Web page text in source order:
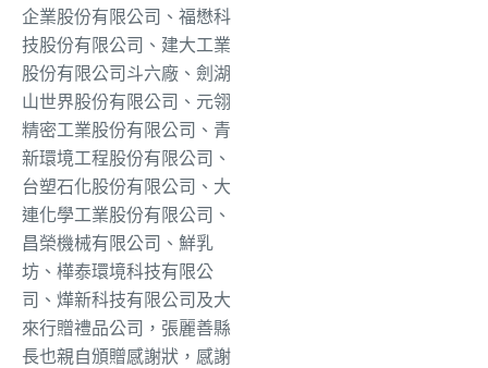
企業股份有限公司、福懋科
技股份有限公司、建大工業
股份有限公司斗六廠、劍湖
山世界股份有限公司、元翎
精密工業股份有限公司、青
新環境工程股份有限公司、
台塑石化股份有限公司、大
連化學工業股份有限公司、
昌榮機械有限公司、鮮乳
坊、樺泰環境科技有限公
司、燁新科技有限公司及大
來行贈禮品公司，張麗善縣
長也親自頒贈感謝狀，感謝